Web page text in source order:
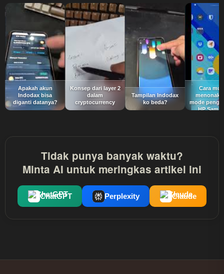
Apakah akun
Indodax bisa
diganti datanya?
Konsep dari layer 2
dalam
cryptocurrency
Tampilan Indodax
ko beda?
Cara
mode
HP
Tidak punya banyak waktu?
Minta AI untuk meringkas artikel ini
ChatGPT Perplexity Claude